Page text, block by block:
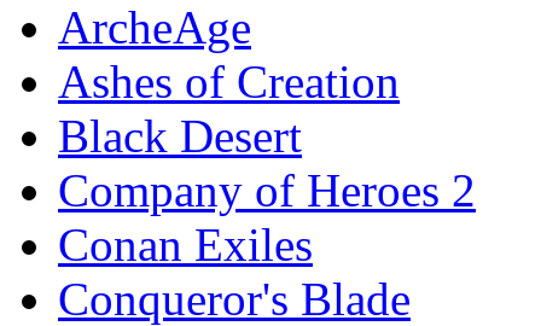
ArcheAge
Ashes of Creation
Black Desert
Company of Heroes 2
Conan Exiles
Conqueror's Blade